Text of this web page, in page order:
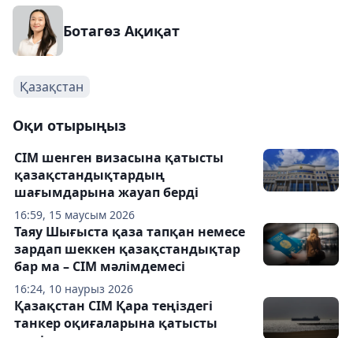
Ботагөз Ақиқат
Қазақстан
Оқи отырыңыз
16:59, 15 маусым 2026
СІМ шенген визасына қатысты
қазақстандықтардың
шағымдарына жауап берді
16:24, 10 наурыз 2026
Таяу Шығыста қаза тапқан немесе
зардап шеккен қазақстандықтар
бар ма – СІМ мәлімдемесі
Қазақстан СІМ Қара теңіздегі
танкер оқиғаларына қатысты